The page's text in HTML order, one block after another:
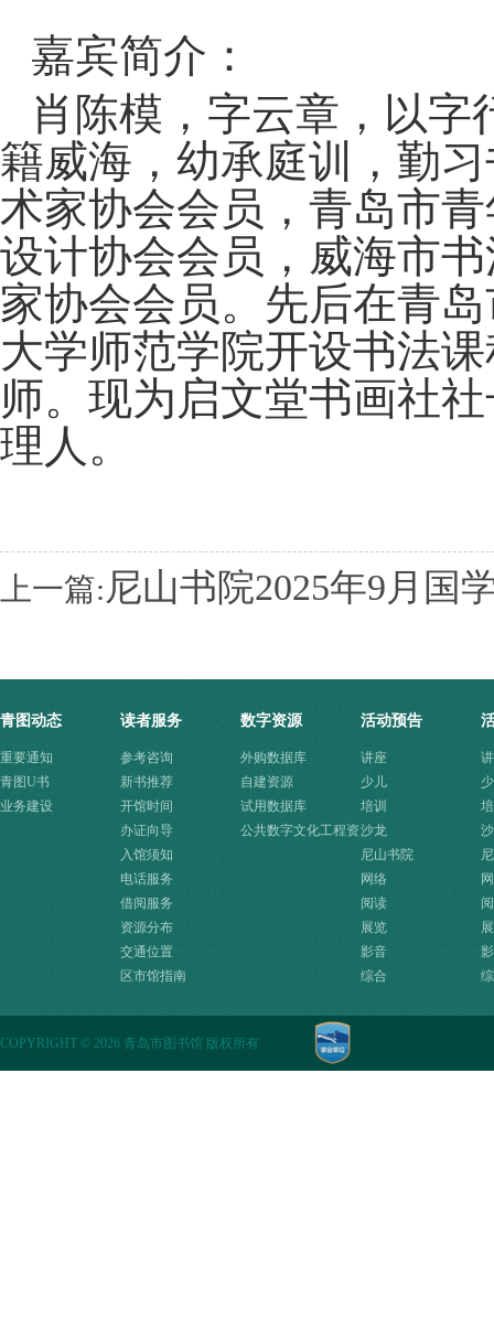
嘉宾简介：
肖陈模，字云章，以
籍威海，幼承庭训，勤
术家协会会员，青岛市
设计协会会员，威海市
家协会会员。先后在青
大学师范学院开设书法
师。现为启文堂书画社
理人。
上一篇:尼山书院2025年9月国
青图动态
重要通知
青图U书
业务建设
读者服务
参考咨询
新书推荐
开馆时间
办证向导
入馆须知
电话服务
借阅服务
资源分布
交通位置
区市馆指南
数字资源
外购数据库
自建资源
试用数据库
公共数字文化工程资
活动预告
讲座
少儿
培训
沙龙
尼山书院
网络
阅读
展览
影音
综合
COPYRIGHT © 2026 青岛市图书馆 版权所有